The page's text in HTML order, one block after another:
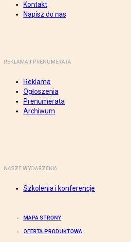
Kontakt
Napisz do nas
REKLAMA I PRENUMERATA
Reklama
Ogłoszenia
Prenumerata
Archiwum
NASZE WYDARZENIA
Szkolenia i konferencje
MAPA STRONY
OFERTA PRODUKTOWA